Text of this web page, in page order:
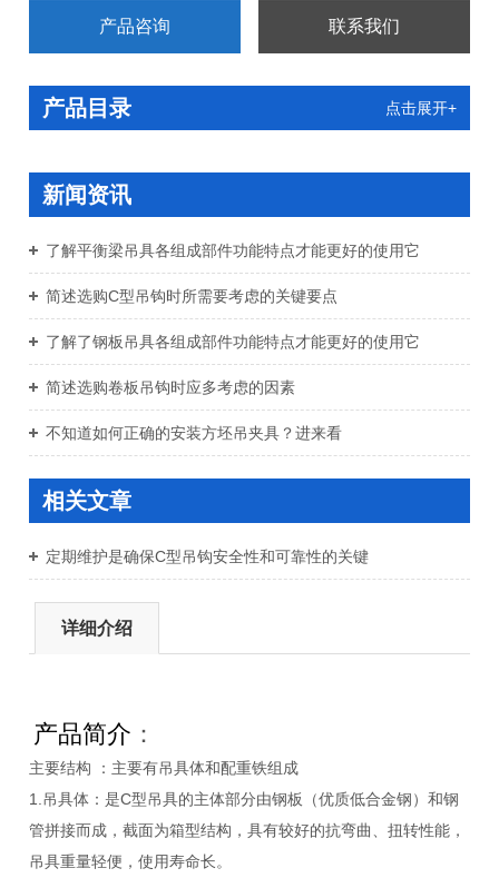
产品咨询 联系我们
产品目录 点击展开+
新闻资讯
了解平衡梁吊具各组成部件功能特点才能更好的使用它
简述选购C型吊钩时所需要考虑的关键要点
了解了钢板吊具各组成部件功能特点才能更好的使用它
简述选购卷板吊钩时应多考虑的因素
不知道如何正确的安装方坯吊夹具？进来看
相关文章
定期维护是确保C型吊钩安全性和可靠性的关键
详细介绍
产品简介 ：
主要结构 ：主要有吊具体和配重铁组成
1.吊具体：是C型吊具的主体部分由钢板（优质低合金钢）和钢
管拼接而成，截面为箱型结构，具有较好的抗弯曲、扭转性能，
吊具重量轻便，使用寿命长。